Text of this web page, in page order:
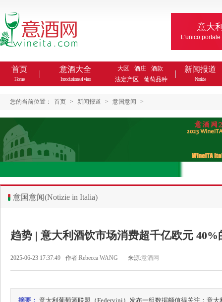
意大
L'unico
首页
Home
意酒大全
Introduzione al vino
大区 酒庄
酒款
法定产区
葡萄品种
新闻报道
Notizie
您的当前位置： 首页 > 新闻报道 > 意国意闻 >
意国意闻(Notizie in Italia)
趋势 | 意大利酒饮市场消费超千亿欧元
2025-06-23 17:37:49 作者:Rebecca WANG 来源:意酒网
摘要： 意大利葡萄酒联盟（Federvini）发布一组数据颇值得关注：意